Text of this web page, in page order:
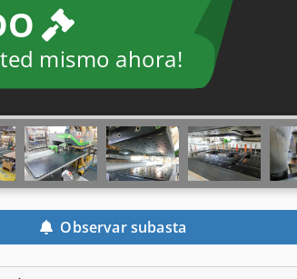
mismo ahora!
Observar subasta